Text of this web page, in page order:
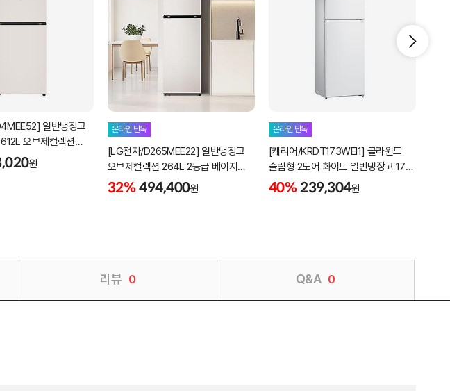
일반냉장고
오브제컬렉션
직배송 무료설치
원
온라인 단독
[LG전자/D265MEE22] 일반냉장고
오브제컬렉션 264L 2등급 베이지
설치포함
32% 494,400원
온라인 단독
[캐리어/KRDT173WEI1] 클라윈드
슬림형 2도어 화이트 일반냉장고 173
설치포함
40% 239,304원
리뷰 0 Q&A 0